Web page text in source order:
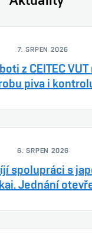
7. SRPEN 2026
z CEITEC
piva i
6. SRPEN 2026
spolupráci s
Jednání